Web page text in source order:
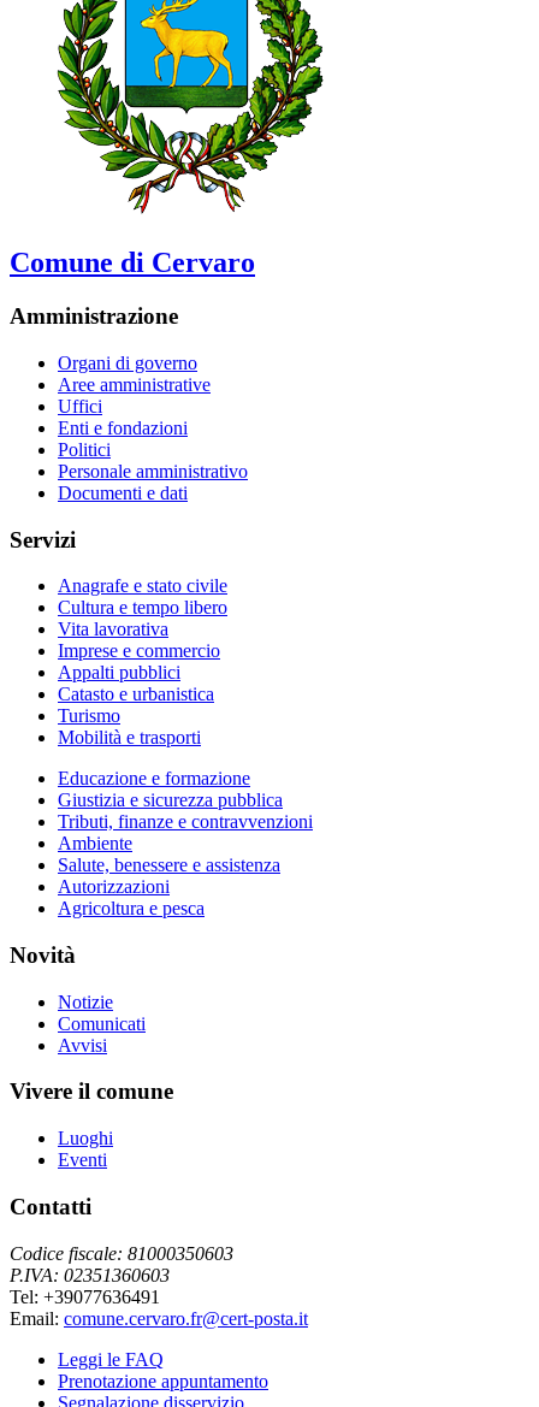
Comune di Cervaro
Amministrazione
Organi di governo
Aree amministrative
Uffici
Enti e fondazioni
Politici
Personale amministrativo
Documenti e dati
Servizi
Anagrafe e stato civile
Cultura e tempo libero
Vita lavorativa
Imprese e commercio
Appalti pubblici
Catasto e urbanistica
Turismo
Mobilità e trasporti
Educazione e formazione
Giustizia e sicurezza pubblica
Tributi, finanze e contravvenzioni
Ambiente
Salute, benessere e assistenza
Autorizzazioni
Agricoltura e pesca
Novità
Notizie
Comunicati
Avvisi
Vivere il comune
Luoghi
Eventi
Contatti
Codice fiscale: 81000350603
P.IVA: 02351360603
Tel: +39077636491
Email: comune.cervaro.fr@cert-posta.it
Leggi le FAQ
Prenotazione appuntamento
Segnalazione disservizio